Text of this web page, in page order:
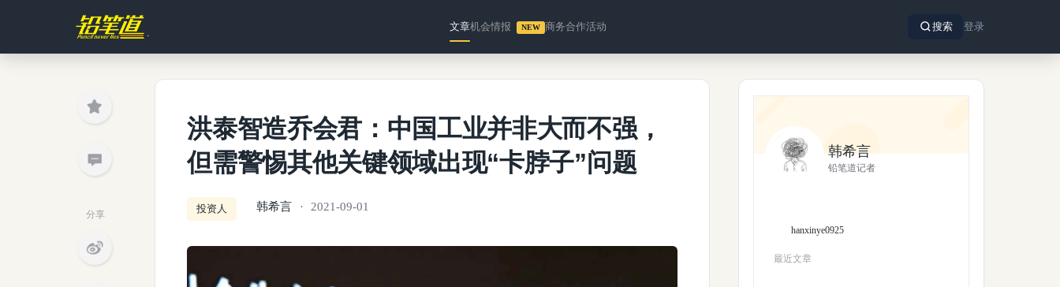
文章机会情报 NEW 商务合作活动 搜索 登录
分享
洪泰智造乔会君：中国工业并非大而不强，
但需警惕其他关键领域出现“卡脖子”问题
投资人 韩希言 2021-09-01
韩希言
铅笔道记者
hanxinye0925
最近文章